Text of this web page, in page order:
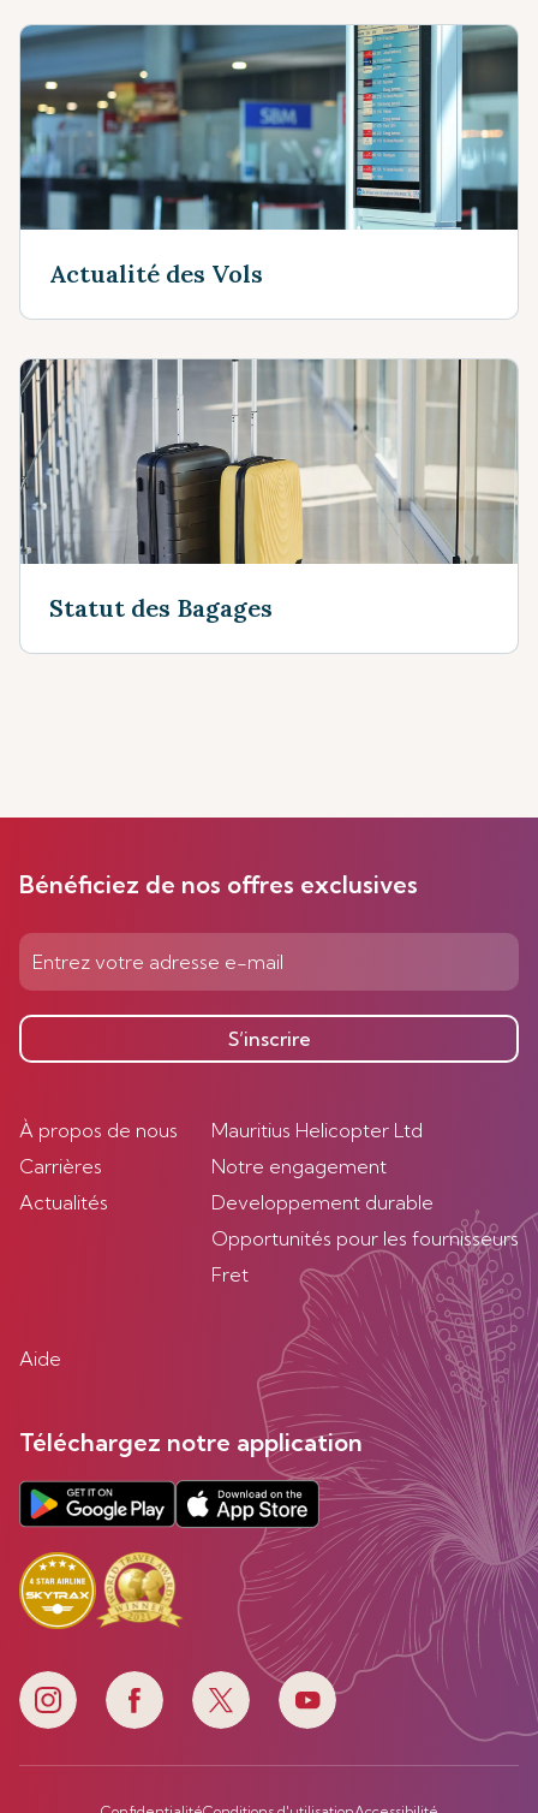
Actualité des Vols
Statut des Bagages
Bénéficiez de nos offres exclusives
S’inscrire
À propos de nous
Carrières
Actualités
Mauritius Helicopter Ltd
Notre engagement
Developpement durable
Opportunités pour les fournisseurs
Fret
Aide
Téléchargez notre application